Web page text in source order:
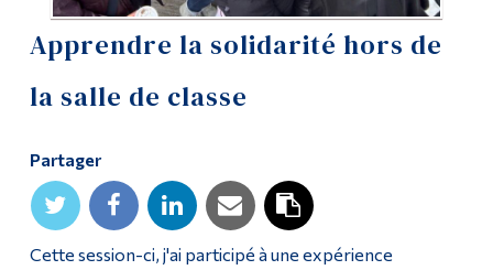
Apprendre la solidarité hors de
la salle de classe
Partager
Cette session-ci, j'ai participé à une expérience
La vie à Dawson
Futurs étudiants
Corps enseignant et
personnel administratif
Diplômé·es et visiteur·euses